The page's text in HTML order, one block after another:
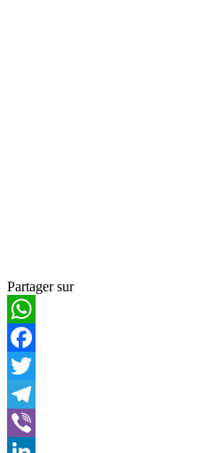
Partager sur
WhatsApp
Facebook
Twitter
Telegram